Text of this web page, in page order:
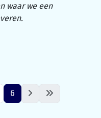
waar we een
6